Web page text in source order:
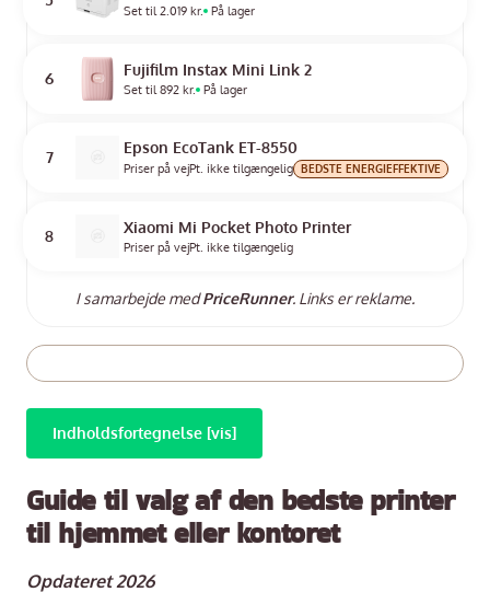
Set til 2.019 kr. På lager
6 Fujifilm Instax Mini Link 2
Set til 892 kr. På lager
7
Epson EcoTank ET-8550
Priser på vejPt. ikke tilgængelig BEDSTE ENERGIEFFEKTIVE
8 Xiaomi Mi Pocket Photo Printer
Priser på vejPt. ikke tilgængelig
I samarbejde medPriceRunner. Links er reklame.
Indholdsfortegnelse [vis]
Guide til valg af den bedste printer
til hjemmet eller kontoret
Opdateret 2026